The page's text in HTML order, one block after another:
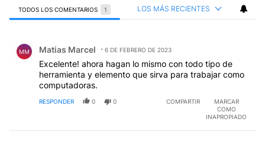
TODOS LOS COMENTARIOS 1 LOS MÁS RECIENTES
MM Matias Marcel 6 DE FEBRERO DE 2023
Excelente! ahora hagan lo mismo con todo tipo de
herramienta y elemento que sirva para trabajar como
computadoras.
RESPONDER 0 0 COMPARTIR
MARCAR
COMO
INAPROPIADO